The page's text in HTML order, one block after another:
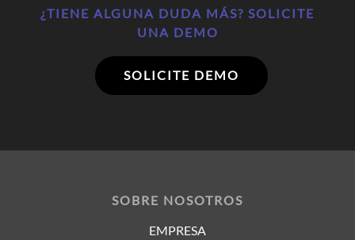
¿TIENE ALGUNA DUDA MÁS? SOLICITE
UNA DEMO
SOLICITE DEMO
SOBRE NOSOTROS
EMPRESA